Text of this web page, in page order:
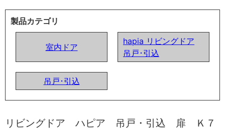
製品カテゴリ
室内ドア
hapia リビングドア
吊戸･引込
吊戸･引込
リビングドア ハピア 吊戸・引込 扉 Ｋ７